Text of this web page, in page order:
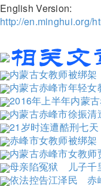
English Version:
http://en.minghui.org/
内蒙古女教师被绑
内蒙古赤峰市年轻
2016年上半年内蒙
内蒙古赤峰市徐振
21岁时连遭酷刑七
赤峰市女教师被绑
内蒙古赤峰市女教师
母亲陷冤狱 儿子千
依法控告江泽民 赤